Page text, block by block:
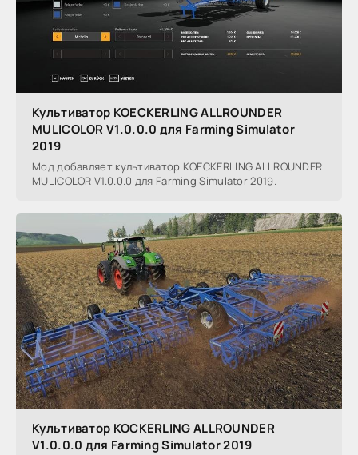
Культиватор KOECKERLING ALLROUNDER
MULICOLOR V1.0.0.0 для Farming Simulator
2019
Мод добавляет культиватор KOECKERLING ALLROUNDER
MULICOLOR V1.0.0.0 для Farming Simulator 2019.
Культиватор KOCKERLING ALLROUNDER
V1.0.0.0 для Farming Simulator 2019